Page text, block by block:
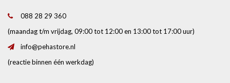
088 28 29 360
(maandag t/m vrijdag, 09:00 tot 12:00 en 13:00 tot 17:00 uur)
info@pehastore.nl
(reactie binnen één werkdag)